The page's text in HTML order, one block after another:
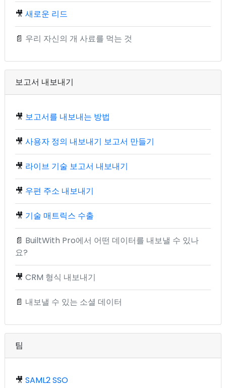
🎥 새로운 리드
📄 우리 자신의 개 사료를 먹는 것
보고서 내보내기
🎥 보고서를 내보내는 방법
🎥 사용자 정의 내보내기 보고서 만들기
🎥 라이브 기술 보고서 내보내기
🎥 우편 주소 내보내기
🎥 기술 매트릭스 수출
📄 BuiltWith Pro에서 어떤 데이터를 내보낼 수 있나
요?
🎥 CRM 형식 내보내기
📄 내보낼 수 있는 소셜 데이터
팀
🎥 SAML2 SSO